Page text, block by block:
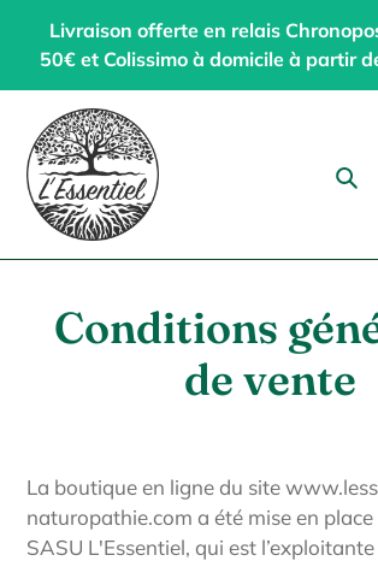
Livraison offerte en relais
50€ et Colissimo à domicile à partir
Conditions
de vente
La boutique en ligne du site
naturopathie.com a été mise en
SASU L'Essentiel, qui est l’exploitante